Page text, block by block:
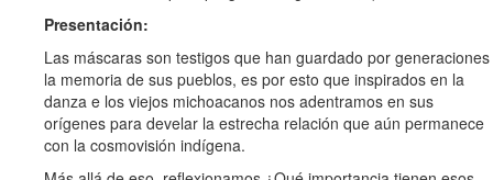
Presentación:
Las máscaras son testigos que han guardado por generaciones
la memoria de sus pueblos, es por esto que inspirados en la
danza e los viejos michoacanos nos adentramos en sus
orígenes para develar la estrecha relación que aún permanece
con la cosmovisión indígena.